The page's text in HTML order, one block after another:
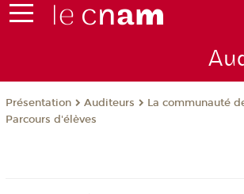
Présentation Auditeurs
La communauté
Parcours d'élèves